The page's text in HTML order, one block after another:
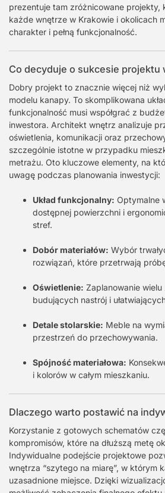
prezentuje tam zróżnicowane projekty,
każde wnętrze w Krakowie i okolicach
charakter i pełną funkcjonalność.
Co decyduje o sukcesie projektu
Dobry projekt to znacznie więcej niż
modelu kanapy. To skomplikowana
funkcjonalność musi współgrać z
inwestora. Architekt wnętrz analizuje
oświetlenia, komunikacji oraz
szczególnie istotne w przypadku
metrażu. Oto kluczowe elementy, na
uwagę podczas planowania inwestycji:
Układ funkcjonalny: Optymalne
dostępnej powierzchni i
stref.
Dobór materiałów: Wybór
rozwiązań, które przetrwają
Oświetlenie: Zaplanowanie wielu
budujących nastrój i
Detale stolarskie: Meble na
przestrzeń do przechowywania.
Spójność materiałowa:
i kolorów w całym mieszkaniu.
Dlaczego warto postawić na
Korzystanie z gotowych schematów
kompromisów, które na dłuższą metę
Indywidualne podejście projektowe
wnętrza “szytego na miarę”, w którym
uzasadnione miejsce. Dzięki